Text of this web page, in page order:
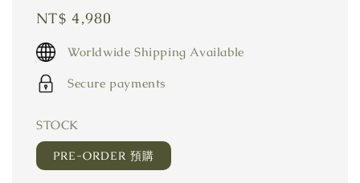
Regular
price
NT$ 4,980
Worldwide Shipping Available
Secure payments
STOCK
PRE-ORDER 預購